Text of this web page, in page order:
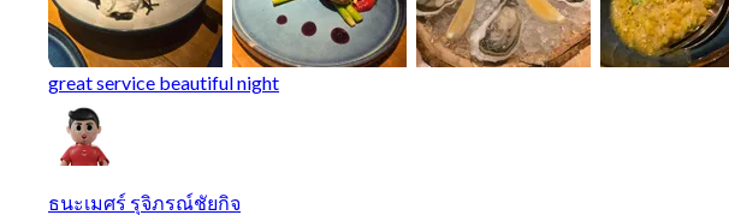
great service beautiful night
ธนะเมศร์ รุจิภรณ์ชัยกิจ